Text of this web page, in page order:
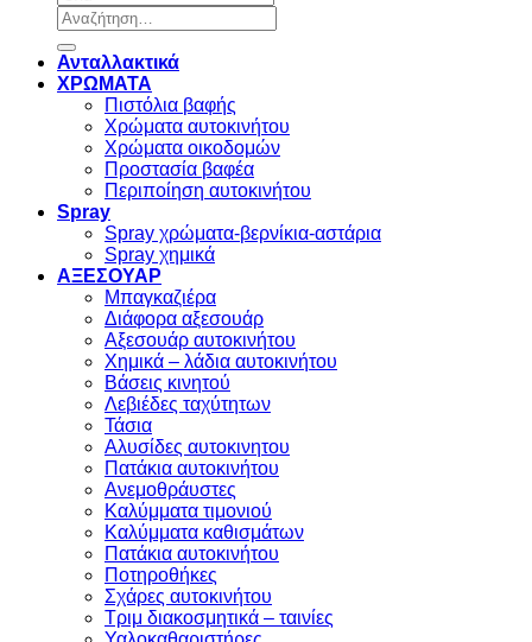
Αναζήτηση
για:
Ανταλλακτικά
ΧΡΩΜΑΤΑ
Πιστόλια βαφής
Χρώματα αυτοκινήτου
Χρώματα οικοδομών
Προστασία βαφέα
Περιποίηση αυτοκινήτου
Spray
Spray χρώματα-βερνίκια-αστάρια
Spray χημικά
ΑΞΕΣΟΥΑΡ
Μπαγκαζιέρα
Διάφορα αξεσουάρ
Αξεσουάρ αυτοκινήτου
Χημικά – λάδια αυτοκινήτου
Βάσεις κινητού
Λεβιέδες ταχύτητων
Τάσια
Αλυσίδες αυτοκινητου
Πατάκια αυτοκινήτου
Ανεμοθράυστες
Καλύμματα τιμονιού
Καλύμματα καθισμάτων
Πατάκια αυτοκινήτου
Ποτηροθήκες
Σχάρες αυτοκινήτου
Τριμ διακοσμητικά – ταινίες